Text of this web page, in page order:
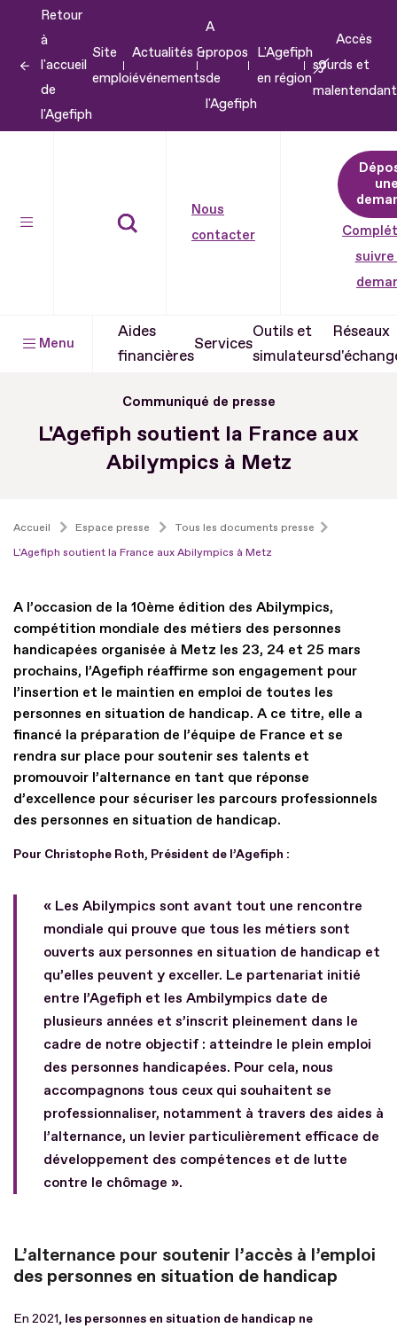
contenu
Retour
à
l'accueil
de
l'Agefiph
Site
emploi
Actualités &
événements
A
propos
de
l'Agefiph
L'Agefiph
en région
Accès
sourds et
Nous
contacter
suivre
Menu
Aides
financières
Services
Outils et
simulateurs
Réseaux
Communiqué de presse
L'Agefiph soutient la France aux
Abilympics à Metz
Accueil Espace presse
Tous les documents presse
L'Agefiph soutient la France aux Abilympics à Metz
A l’occasion de la 10ème édition des Abilympics,
compétition mondiale des métiers des personnes
handicapées organisée à Metz les 23, 24 et 25 mars
prochains, l’Agefiph réaffirme son engagement pour
l’insertion et le maintien en emploi de toutes les
personnes en situation de handicap. A ce titre, elle a
financé la préparation de l’équipe de France et se
rendra sur place pour soutenir ses talents et
promouvoir l’alternance en tant que réponse
d’excellence pour sécuriser les parcours professionnels
des personnes en situation de handicap.
Pour Christophe Roth, Président de l’Agefiph :
« Les Abilympics sont avant tout une rencontre
mondiale qui prouve que tous les métiers sont
ouverts aux personnes en situation de handicap et
qu’elles peuvent y exceller. Le partenariat initié
entre l’Agefiph et les Ambilympics date de
plusieurs années et s’inscrit pleinement dans le
cadre de notre objectif : atteindre le plein emploi
des personnes handicapées. Pour cela, nous
accompagnons tous ceux qui souhaitent se
professionnaliser, notamment à travers des aides à
l’alternance, un levier particulièrement efficace de
développement des compétences et de lutte
contre le chômage ».
L’alternance pour soutenir l’accès à l’emploi
des personnes en situation de handicap
En 2021, les personnes en situation de handicap ne